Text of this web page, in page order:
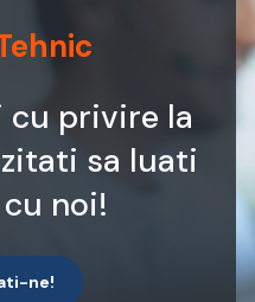
privire la
sa luati
noi!
ne!